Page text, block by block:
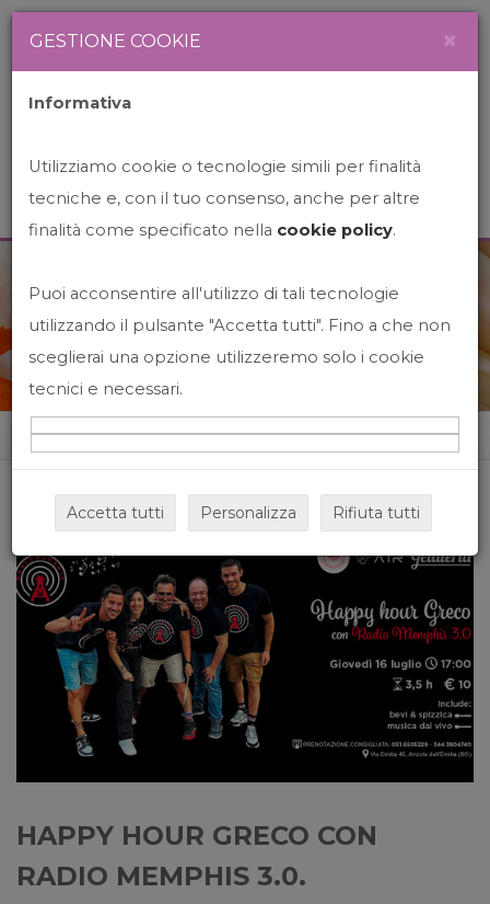
News&Events
Home News&events
HAPPY HOUR GRECO CON
RADIO MEMPHIS 3.0.
GESTIONE COOKIE ×
Informativa
Utilizziamo cookie o tecnologie simili per finalità
tecniche e, con il tuo consenso, anche per altre
finalità come specificato nella cookie policy.
Puoi acconsentire all'utilizzo di tali tecnologie
utilizzando il pulsante "Accetta tutti". Fino a che non
sceglierai una opzione utilizzeremo solo i cookie
tecnici e necessari.
Accetta tutti Personalizza Rifiuta tutti